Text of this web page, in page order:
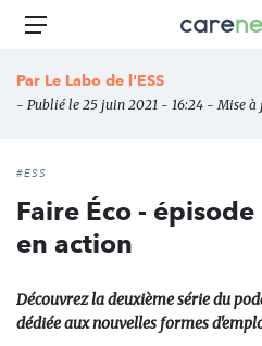
Aller
principal
des
Menu
Par Le Labo de l'ESS
- Publié le 25 juin 2021 - 16:24 - Mise
#ESS
Faire Éco -
en action
Découvrez la deuxième série du
dédiée aux nouvelles formes